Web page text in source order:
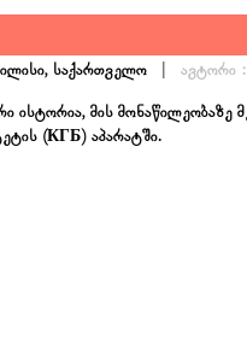
საქართველო | ავტორი :
ისტორია, მის
(КГБ) აპარატში.